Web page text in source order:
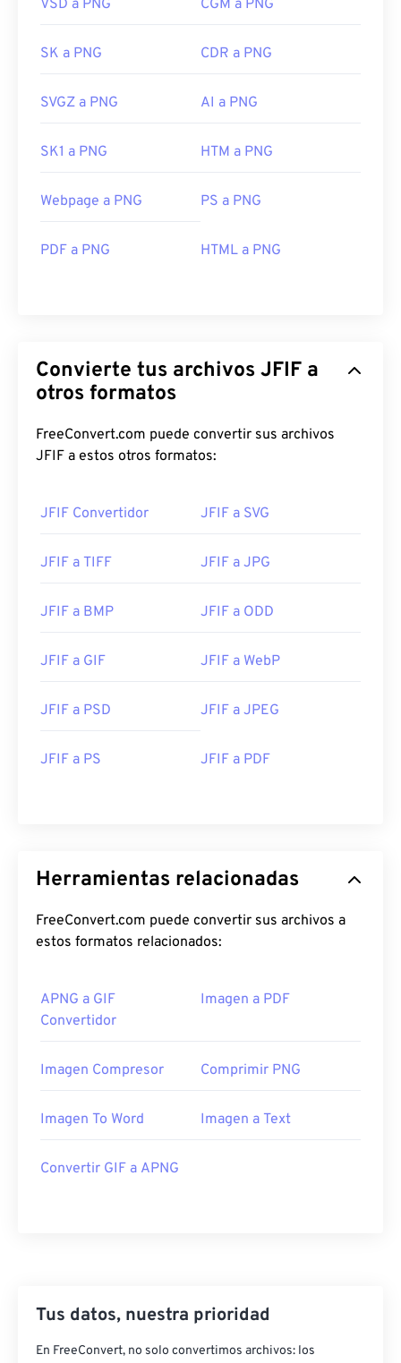
VSD a PNG CGM a PNG
SK a PNG CDR a PNG
SVGZ a PNG AI a PNG
SK1 a PNG HTM a PNG
Webpage a PNG PS a PNG
PDF a PNG HTML a PNG
Convierte tus archivos JFIF a
otros formatos
FreeConvert.com puede convertir sus archivos
JFIF a estos otros formatos:
JFIF Convertidor JFIF a SVG
JFIF a TIFF JFIF a JPG
JFIF a BMP JFIF a ODD
JFIF a GIF JFIF a WebP
JFIF a PSD JFIF a JPEG
JFIF a PS JFIF a PDF
Herramientas relacionadas
FreeConvert.com puede convertir sus archivos a
estos formatos relacionados:
APNG a GIF
Convertidor
Imagen a PDF
Imagen Compresor Comprimir PNG
Imagen To Word Imagen a Text
Convertir GIF a APNG
Tus datos, nuestra prioridad
En FreeConvert, no solo convertimos archivos: los